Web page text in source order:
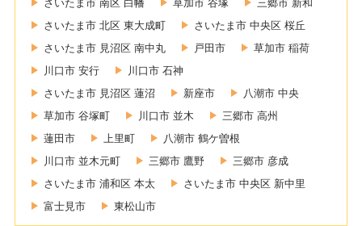
さいたま市 北区 東大成町
さいたま市 中央区 桜丘
さいたま市 見沼区 南中丸
戸田市
草加市 稲荷
川口市 安行
川口市 石神
さいたま市 見沼区 蓮沼
新座市
八潮市 中央
草加市 谷塚町
川口市 並木
三郷市 高州
蓮田市
上里町
八潮市 鶴ケ曽根
川口市 並木元町
三郷市 鷹野
三郷市 彦成
さいたま市 浦和区 本太
さいたま市 中央区 新中里
富士見市
東松山市